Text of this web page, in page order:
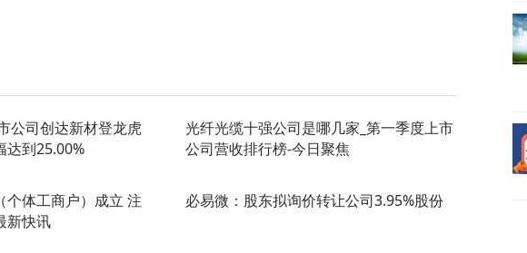
公司创达新材登龙虎
达到25.00%
光纤光缆十强公司是哪几家_第一季度上市
公司营收排行榜-今日聚焦
个体工商户）成立 注
新快讯
必易微：股东拟询价转让公司3.95%股份